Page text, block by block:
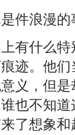
浪漫的
有什么
迹。他
义，但是
不知道
了想象